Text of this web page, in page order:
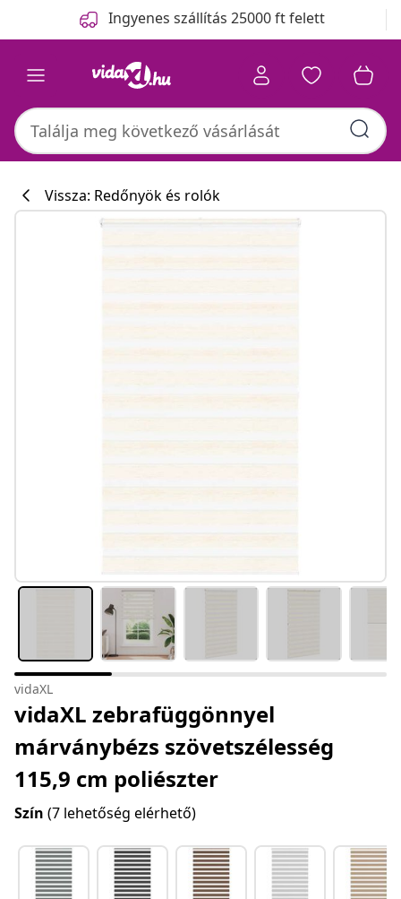
Ingyenes szállítás 25000 ft felett
Vissza: Redőnyök és rolók
vidaXL
vidaXL zebrafüggönnyel
márványbézs szövetszélesség
115,9 cm poliészter
Szín (7 lehetőség elérhető)